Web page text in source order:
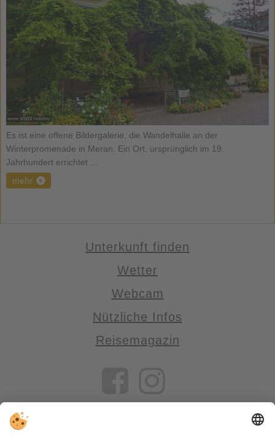
Es ist eine offene Bildergalerie, die Wandelhalle an der
Winterpromenade in Meran. Ein Ort, ursprünglich im 19.
Jahrhundert errichtet ...
mehr
Unterkunft finden
Wetter
Webcam
Nützliche Infos
Reisemagazin